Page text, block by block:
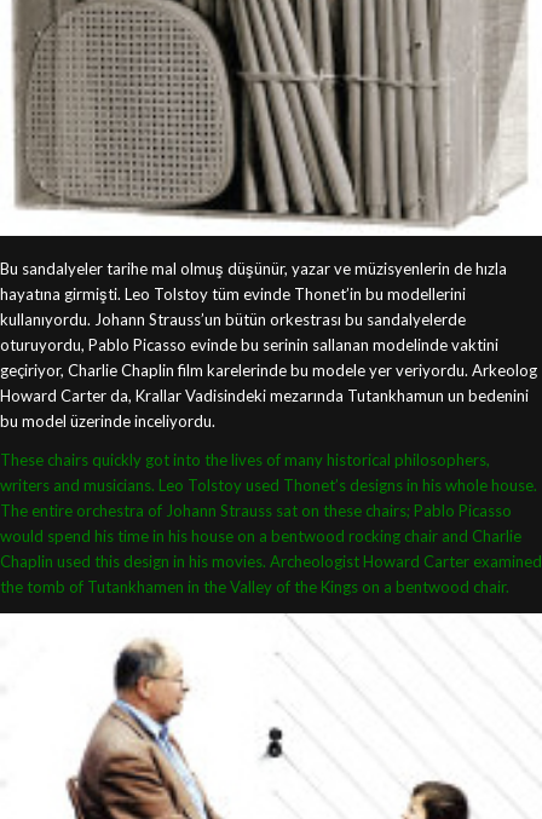
Bu sandalyeler tarihe mal olmuş düşünür, yazar ve müzisyenlerin de hızla
hayatına girmişti. Leo Tolstoy tüm evinde Thonet’in bu modellerini
kullanıyordu. Johann Strauss’un bütün orkestrası bu sandalyelerde
oturuyordu, Pablo Picasso evinde bu serinin sallanan modelinde vaktini
geçiriyor, Charlie Chaplin film karelerinde bu modele yer veriyordu. Arkeolog
Howard Carter da, Krallar Vadisindeki mezarında Tutankhamun un bedenini
bu model üzerinde inceliyordu.
These chairs quickly got into the lives of many historical philosophers,
writers and musicians. Leo Tolstoy used Thonet’s designs in his whole house.
The entire orchestra of Johann Strauss sat on these chairs; Pablo Picasso
would spend his time in his house on a bentwood rocking chair and Charlie
Chaplin used this design in his movies. Archeologist Howard Carter examined
the tomb of Tutankhamen in the Valley of the Kings on a bentwood chair.